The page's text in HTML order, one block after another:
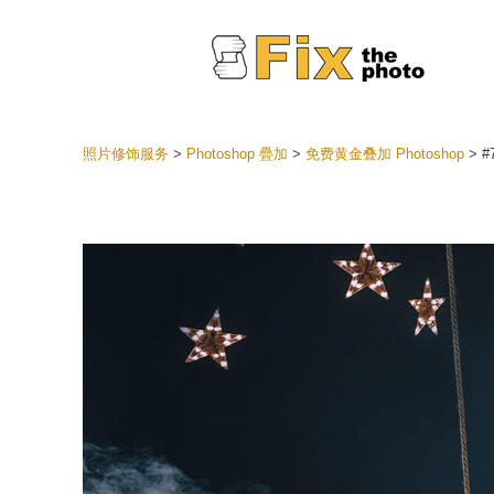
婚礼
最佳
手机收
照片修饰服务> Photoshop 疊加 > 免费黄金叠加 Photoshop>